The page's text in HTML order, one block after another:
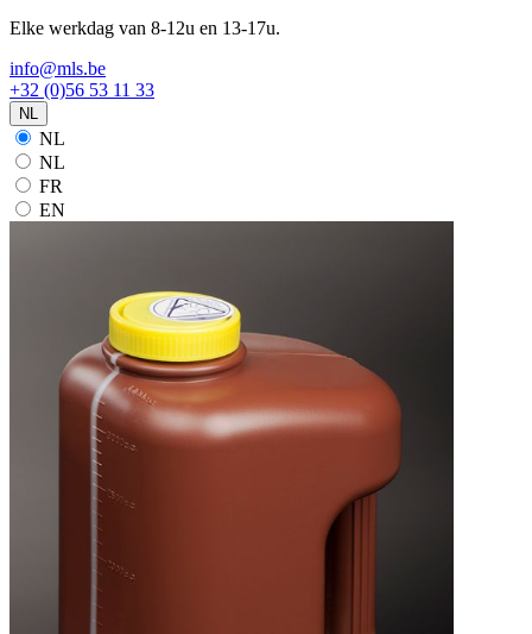
Elke werkdag van 8-12u en 13-17u.
info@mls.be
+32 (0)56 53 11 33
NL
NL
NL
FR
EN